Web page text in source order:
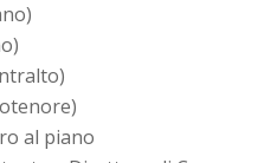
al piano